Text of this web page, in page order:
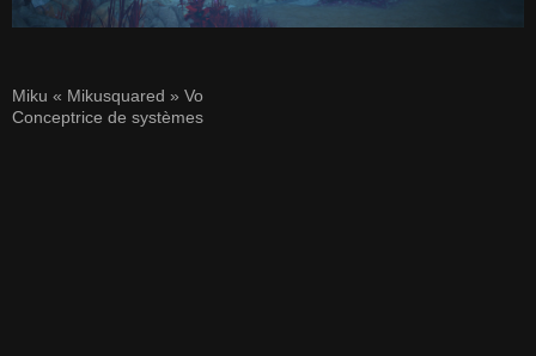
Miku « Mikusquared » Vo
Conceptrice de systèmes